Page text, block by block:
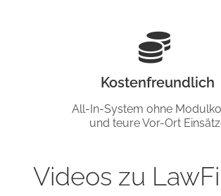
Kostenfreundlich
All-In-System ohne
und teure Vor-Ort
Videos zu